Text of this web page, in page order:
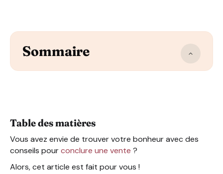
Sommaire
Proposez une expérience client qui soit agréable
Évitez que votre interlocuteur ne change d’avis
Apprenez à vous taire
Ne “survendez” pas votre offre ou votre produit
Ne pas hésiter à se former !
Table des matières
Vous avez envie de trouver votre bonheur avec des
conseils pourconclure une vente ?
Alors, cet article est fait pour vous !